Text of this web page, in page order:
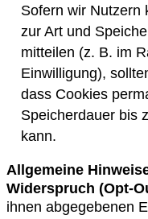
Sofern wir Nutzern
zur Art und
mitteilen (z. B. im
Einwilligung),
dass Cookies
Speicherdauer bis
kann.
Allgemeine
Widerspruch (Opt-
ihnen abgegebenen